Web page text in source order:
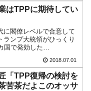
次世代駆逐艦
急進！ 日米の協調に
はTPPに期待してい
に閣僚レベルで合意して
ランプ大統領がひっくり
国で発効した
：環太平洋戦略的経済連
アメリカ国内ではどのよ
2018.07.01
「TPP復帰の検討を
苦茶だよこのオッサ